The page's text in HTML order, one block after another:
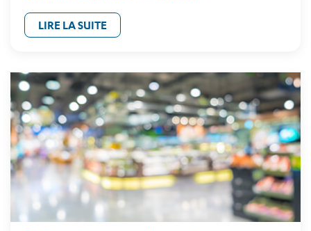
LIRE LA SUITE